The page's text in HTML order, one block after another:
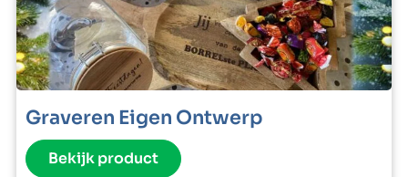
Graveren Eigen Ontwerp
Bekijk product